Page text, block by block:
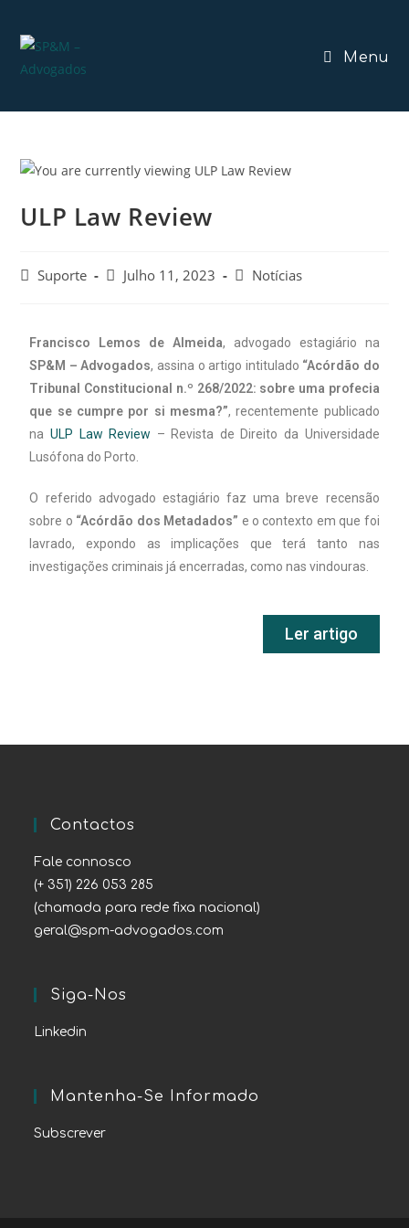
Menu
ULP Law Review
Suporte Julho 11, 2023 Notícias
Francisco Lemos de Almeida, advogado estagiário na
SP&M – Advogados, assina o artigo intitulado “Acórdão do
Tribunal Constitucional n.º 268/2022: sobre uma profecia
que se cumpre por si mesma?”, recentemente publicado
na ULP Law Review – Revista de Direito da Universidade
Lusófona do Porto.
O referido advogado estagiário faz uma breve recensão
sobre o “Acórdão dos Metadados” e o contexto em que foi
lavrado, expondo as implicações que terá tanto nas
investigações criminais já encerradas, como nas vindouras.
Ler artigo
Contactos
Fale connosco
(+ 351) 226 053 285
(chamada para rede fixa nacional)
geral@spm-advogados.com
Siga-Nos
Linkedin
Mantenha-Se Informado
Subscrever